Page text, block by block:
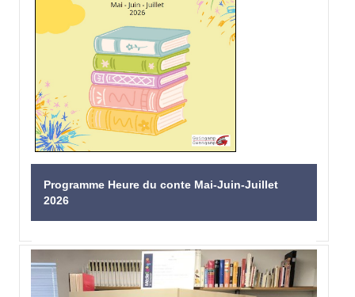
Programme Heure du conte Mai-Juin-Juillet
2026